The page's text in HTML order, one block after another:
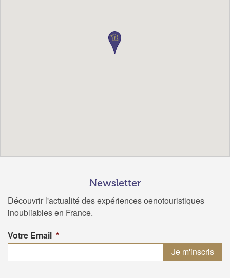
Newsletter
Découvrir l'actualité des expériences oenotouristiques
inoubliables en France.
Votre Email *